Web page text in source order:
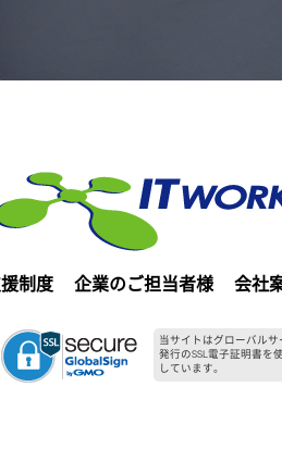
制度 企業のご担当者様 会社
当サイトはグローバルサ
発行のSSL電子証明書を
しています。